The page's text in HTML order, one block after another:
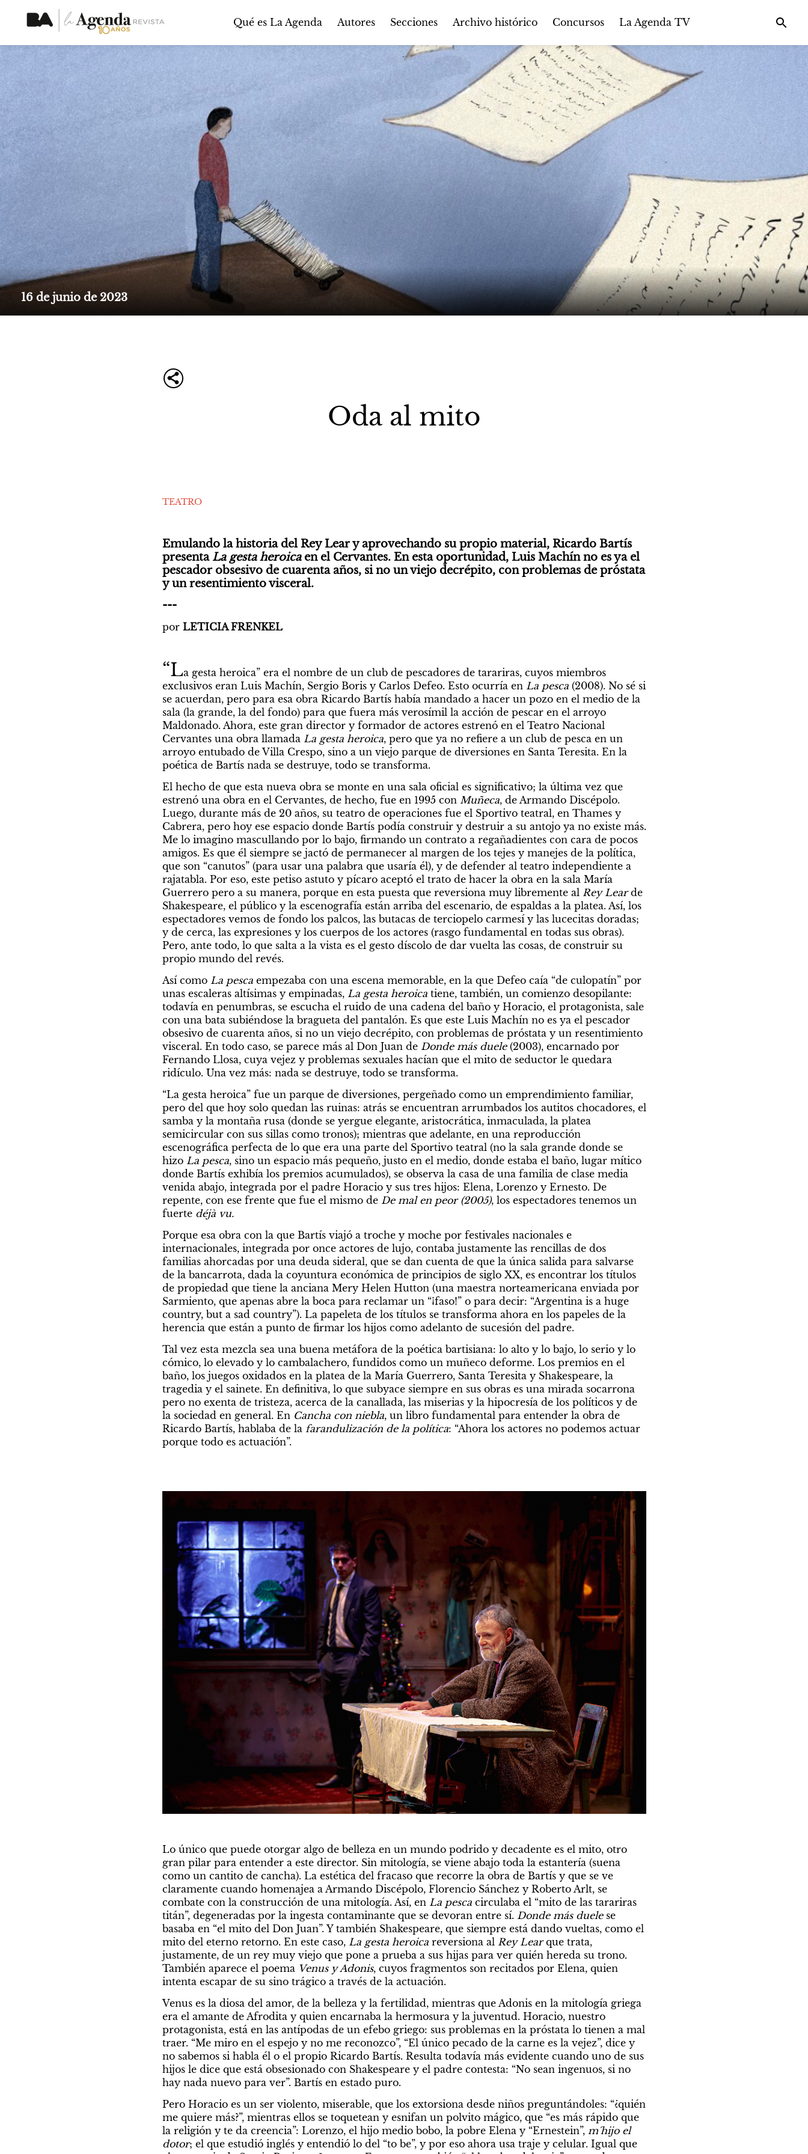
Qué es La Agenda Autores Secciones Archivo histórico Concursos La Agenda TV
16 de junio de 2023
Oda al mito
TEATRO
Emulando la historia del Rey Lear y aprovechando su propio material, Ricardo Bartís
presenta La gesta heroica en el Cervantes. En esta oportunidad, Luis Machín no es ya el
pescador obsesivo de cuarenta años, si no un viejo decrépito, con problemas de próstata
y un resentimiento visceral.
---
por LETICIA FRENKEL
“La gesta heroica” era el nombre de un club de pescadores de tarariras, cuyos miembros
exclusivos eran Luis Machín, Sergio Boris y Carlos Defeo. Esto ocurría en La pesca (2008). No sé si
se acuerdan, pero para esa obra Ricardo Bartís había mandado a hacer un pozo en el medio de la
sala (la grande, la del fondo) para que fuera más verosímil la acción de pescar en el arroyo
Maldonado. Ahora, este gran director y formador de actores estrenó en el Teatro Nacional
Cervantes una obra llamada La gesta heroica, pero que ya no refiere a un club de pesca en un
arroyo entubado de Villa Crespo, sino a un viejo parque de diversiones en Santa Teresita. En la
poética de Bartís nada se destruye, todo se transforma.
El hecho de que esta nueva obra se monte en una sala oficial es significativo; la última vez que
estrenó una obra en el Cervantes, de hecho, fue en 1995 con Muñeca, de Armando Discépolo.
Luego, durante más de 20 años, su teatro de operaciones fue el Sportivo teatral, en Thames y
Cabrera, pero hoy ese espacio donde Bartís podía construir y destruir a su antojo ya no existe más.
Me lo imagino mascullando por lo bajo, firmando un contrato a regañadientes con cara de pocos
amigos. Es que él siempre se jactó de permanecer al margen de los tejes y manejes de la política,
que son “canutos” (para usar una palabra que usaría él), y de defender al teatro independiente a
rajatabla. Por eso, este petiso astuto y pícaro aceptó el trato de hacer la obra en la sala María
Guerrero pero a su manera, porque en esta puesta que reversiona muy libremente al Rey Lear de
Shakespeare, el público y la escenografía están arriba del escenario, de espaldas a la platea. Así, los
espectadores vemos de fondo los palcos, las butacas de terciopelo carmesí y las lucecitas doradas;
y de cerca, las expresiones y los cuerpos de los actores (rasgo fundamental en todas sus obras).
Pero, ante todo, lo que salta a la vista es el gesto díscolo de dar vuelta las cosas, de construir su
propio mundo del revés.
Así como La pesca empezaba con una escena memorable, en la que Defeo caía “de culopatín” por
unas escaleras altísimas y empinadas, La gesta heroica tiene, también, un comienzo desopilante:
todavía en penumbras, se escucha el ruido de una cadena del baño y Horacio, el protagonista, sale
con una bata subiéndose la bragueta del pantalón. Es que este Luis Machín no es ya el pescador
obsesivo de cuarenta años, si no un viejo decrépito, con problemas de próstata y un resentimiento
visceral. En todo caso, se parece más al Don Juan de Donde más duele (2003), encarnado por
Fernando Llosa, cuya vejez y problemas sexuales hacían que el mito de seductor le quedara
ridículo. Una vez más: nada se destruye, todo se transforma.
“La gesta heroica” fue un parque de diversiones, pergeñado como un emprendimiento familiar,
pero del que hoy solo quedan las ruinas: atrás se encuentran arrumbados los autitos chocadores, el
samba y la montaña rusa (donde se yergue elegante, aristocrática, inmaculada, la platea
semicircular con sus sillas como tronos); mientras que adelante, en una reproducción
escenográfica perfecta de lo que era una parte del Sportivo teatral (no la sala grande donde se
hizo La pesca, sino un espacio más pequeño, justo en el medio, donde estaba el baño, lugar mítico
donde Bartís exhibía los premios acumulados), se observa la casa de una familia de clase media
venida abajo, integrada por el padre Horacio y sus tres hijos: Elena, Lorenzo y Ernesto. De
repente, con ese frente que fue el mismo de De mal en peor (2005), los espectadores tenemos un
fuerte déjà vu.
Porque esa obra con la que Bartís viajó a troche y moche por festivales nacionales e
internacionales, integrada por once actores de lujo, contaba justamente las rencillas de dos
familias ahorcadas por una deuda sideral, que se dan cuenta de que la única salida para salvarse
de la bancarrota, dada la coyuntura económica de principios de siglo XX, es encontrar los títulos
de propiedad que tiene la anciana Mery Helen Hutton (una maestra norteamericana enviada por
Sarmiento, que apenas abre la boca para reclamar un “¡faso!” o para decir: “Argentina is a huge
country, but a sad country”). La papeleta de los títulos se transforma ahora en los papeles de la
herencia que están a punto de firmar los hijos como adelanto de sucesión del padre.
Tal vez esta mezcla sea una buena metáfora de la poética bartisiana: lo alto y lo bajo, lo serio y lo
cómico, lo elevado y lo cambalachero, fundidos como un muñeco deforme. Los premios en el
baño, los juegos oxidados en la platea de la María Guerrero, Santa Teresita y Shakespeare, la
tragedia y el sainete. En definitiva, lo que subyace siempre en sus obras es una mirada socarrona
pero no exenta de tristeza, acerca de la canallada, las miserias y la hipocresía de los políticos y de
la sociedad en general. En Cancha con niebla, un libro fundamental para entender la obra de
Ricardo Bartís, hablaba de la farandulización de la política: “Ahora los actores no podemos actuar
porque todo es actuación”.
Lo único que puede otorgar algo de belleza en un mundo podrido y decadente es el mito, otro
gran pilar para entender a este director. Sin mitología, se viene abajo toda la estantería (suena
como un cantito de cancha). La estética del fracaso que recorre la obra de Bartís y que se ve
claramente cuando homenajea a Armando Discépolo, Florencio Sánchez y Roberto Arlt, se
combate con la construcción de una mitología. Así, en La pesca circulaba el “mito de las tarariras
titán”, degeneradas por la ingesta contaminante que se devoran entre sí. Donde más duele se
basaba en “el mito del Don Juan”. Y también Shakespeare, que siempre está dando vueltas, como el
mito del eterno retorno. En este caso, La gesta heroica reversiona al Rey Lear que trata,
justamente, de un rey muy viejo que pone a prueba a sus hijas para ver quién hereda su trono.
También aparece el poema Venus y Adonis, cuyos fragmentos son recitados por Elena, quien
intenta escapar de su sino trágico a través de la actuación.
Venus es la diosa del amor, de la belleza y la fertilidad, mientras que Adonis en la mitología griega
era el amante de Afrodita y quien encarnaba la hermosura y la juventud. Horacio, nuestro
protagonista, está en las antípodas de un efebo griego: sus problemas en la próstata lo tienen a mal
traer. “Me miro en el espejo y no me reconozco”, “El único pecado de la carne es la vejez”, dice y
no sabemos si habla él o el propio Ricardo Bartís. Resulta todavía más evidente cuando uno de sus
hijos le dice que está obsesionado con Shakespeare y el padre contesta: “No sean ingenuos, si no
hay nada nuevo para ver”. Bartís en estado puro.
Pero Horacio es un ser violento, miserable, que los extorsiona desde niños preguntándoles: “¿quién
me quiere más?”, mientras ellos se toquetean y esnifan un polvito mágico, que “es más rápido que
la religión y te da creencia”: Lorenzo, el hijo medio bobo, la pobre Elena y “Ernestein”, m´hijo el
dotor; el que estudió inglés y entendió lo del “to be”, y por eso ahora usa traje y celular. Igual que